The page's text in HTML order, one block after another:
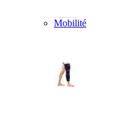
Mobilité